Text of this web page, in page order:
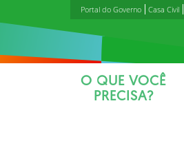
Portal do Governo Casa Civil
O QUE VOCÊ
PRECISA?